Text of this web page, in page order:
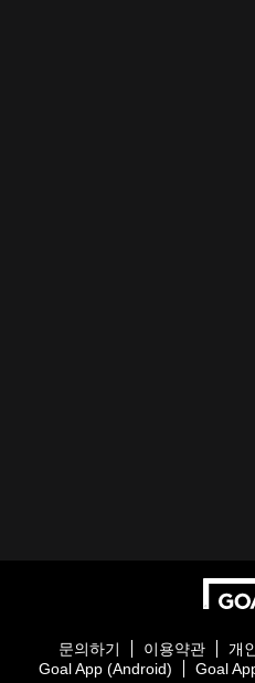
문의하기 이용약관 개
Goal App (Android)
Goal